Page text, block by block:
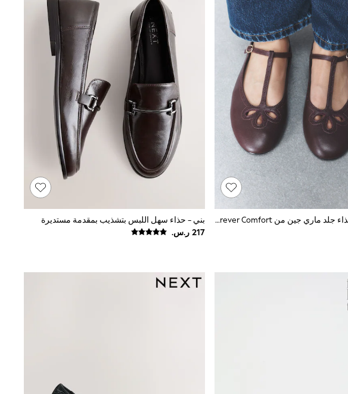
أحمر توتي - حذاء جلد ماري جين من Forever Comfort®
بني - حذاء سهل اللبس بتشذيب بمقدمة مستديرة